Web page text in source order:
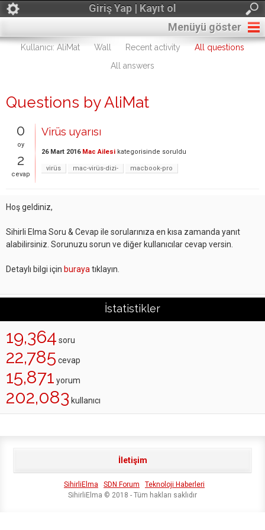
Giriş Yap | Kayıt ol
Menüyü göster
Kullanıcı: AliMat Wall Recent activity
All questions
All answers
Questions by AliMat
0
oy
2
cevap
Virüs uyarısı
26 Mart 2016 Mac Ailesi kategorisinde soruldu
virüs mac-virüs-dizi- macbook-pro
Hoş geldiniz,
Sihirli Elma Soru & Cevap ile sorularınıza en kısa zamanda yanıt
alabilirsiniz. Sorunuzu sorun ve diğer kullanıcılar cevap versin.
Detaylı bilgi için buraya tıklayın.
İstatistikler
19,364 soru
22,785 cevap
15,871 yorum
202,083 kullanıcı
İletişim
SihirliElma SDN Forum
Teknoloji Haberleri
SihirliElma © 2018 - Tüm hakları saklıdır